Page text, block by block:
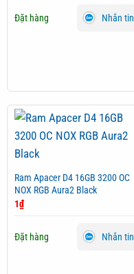
Đặt hàng Nhắn tin
Ram Apacer D4 16GB 3200 OC
NOX RGB Aura2 Black
1₫
Đặt hàng Nhắn tin